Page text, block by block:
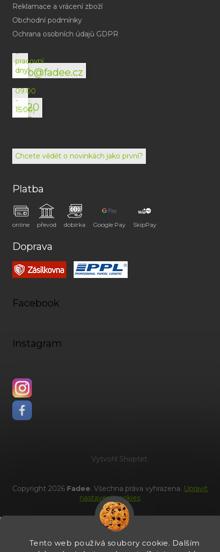
Tento web používá soubory cookie. Dalším
Reklamace a vrácení zboží
Obchodní podmínky
Ochrana osobních údajů GDPR
info@fadee.cz
(odpověď
do
v
pracovní
dny)
+420
792
072
(Po-
09:00
-
15:00)
Chcete vědět o novinkách jako první?
Platba
online převod dobírka Google Pay SkipPay
Doprava
Facebook
Instagram
Vytvořil Shoptet
Copyright 2026 Fadee. Všechna práva vyhrazena. Upravit
nastavení cookies